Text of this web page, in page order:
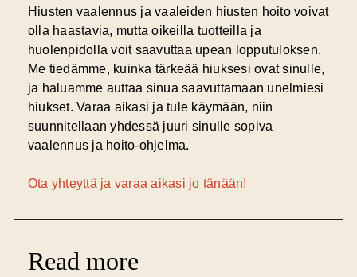
Hiusten vaalennus ja vaaleiden hiusten hoito voivat
olla haastavia, mutta oikeilla tuotteilla ja
huolenpidolla voit saavuttaa upean lopputuloksen.
Me tiedämme, kuinka tärkeää hiuksesi ovat sinulle,
ja haluamme auttaa sinua saavuttamaan unelmiesi
hiukset. Varaa aikasi ja tule käymään, niin
suunnitellaan yhdessä juuri sinulle sopiva
vaalennus ja hoito-ohjelma.
Ota yhteyttä ja varaa aikasi jo tänään!
Read more